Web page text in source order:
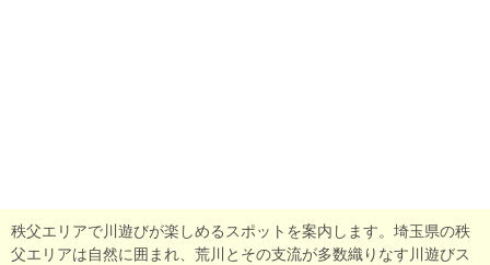
秩父エリアで川遊びが楽しめるスポットを案内します。埼玉県の秩
父エリアは自然に囲まれ、荒川とその支流が多数織りなす川遊びス